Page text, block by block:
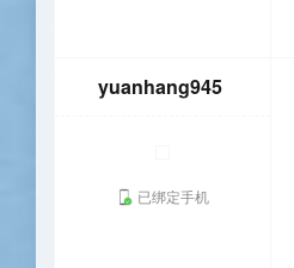
yuanhang945
已绑定手机